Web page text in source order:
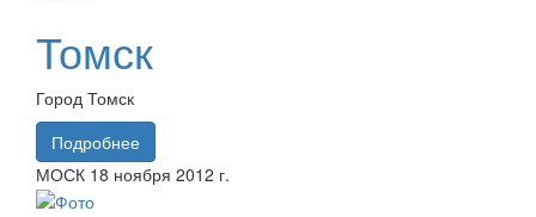
Томск
Город Томск
Подробнее
МОСК 18 ноября 2012 г.